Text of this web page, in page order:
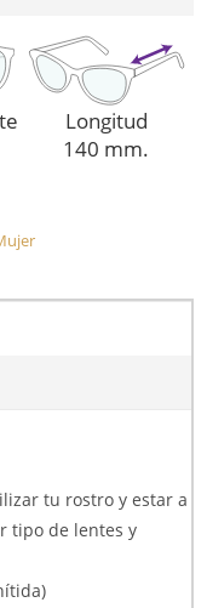
Longitud
140 mm.
tu rostro y estar a
tipo de lentes y